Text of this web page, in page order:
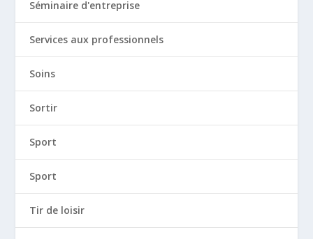
Séminaire d'entreprise
Services aux professionnels
Soins
Sortir
Sport
Sport
Tir de loisir